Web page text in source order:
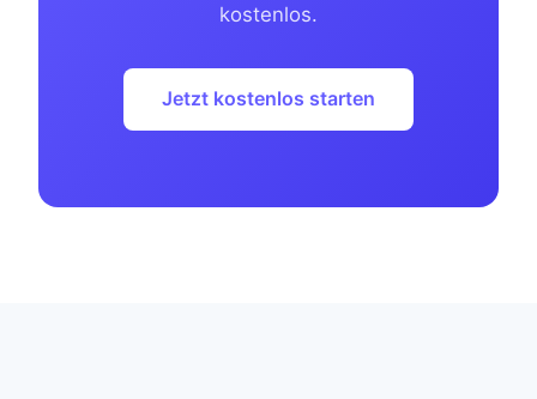
kostenlos.
Jetzt kostenlos starten